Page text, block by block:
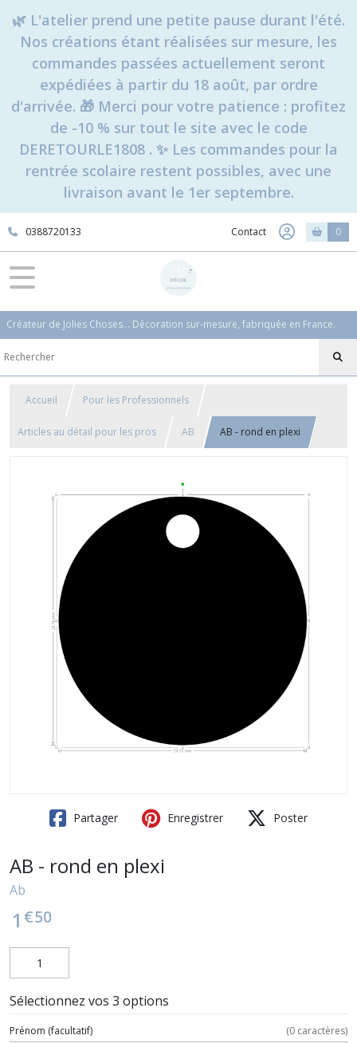
🌿 L'atelier prend une petite pause durant l'été.
Nos créations étant réalisées sur mesure, les
commandes passées actuellement seront
expédiées à partir du 18 août, par ordre
d'arrivée. 🎁 Merci pour votre patience : profitez
de -10 % sur tout le site avec le code
DERETOURLE1808 . ✨ Les commandes pour la
rentrée scolaire restent possibles, avec une
livraison avant le 1er septembre.
0388720133 Contact 0
Créateur de Jolies Choses... Décoration sur-mesure, fabriquée en France.
Accueil Pour les Professionnels
Articles au détail pour les pros AB AB - rond en plexi
Partager Enregistrer Poster
AB - rond en plexi
Ab
1 €50
Sélectionnez vos 3 options
Prénom (facultatif) (0 caractères)